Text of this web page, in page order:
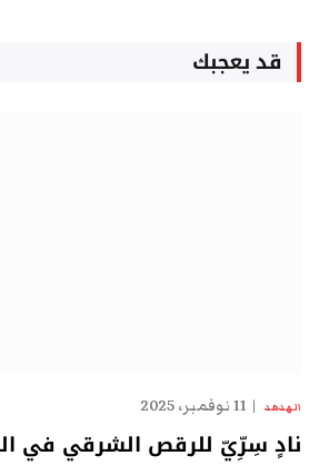
قد يعجبك
الهدهد 11 نوفمبر، 2025
نادٍ سِرِّيّ للرقص الشرقي في